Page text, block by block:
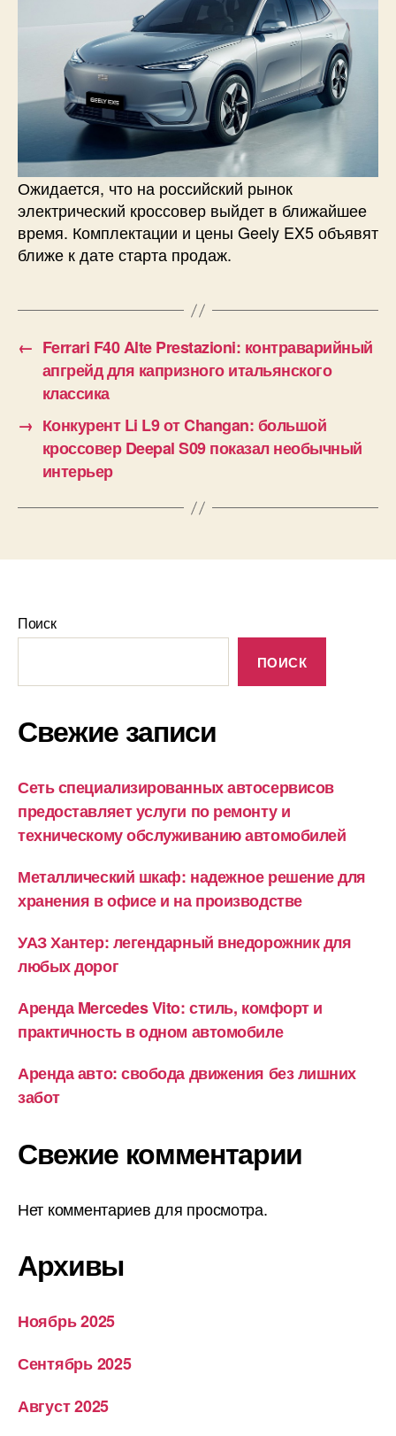
Ожидается, что на российский рынок
электрический кроссовер выйдет в ближайшее
время. Комплектации и цены Geely EX5 объявят
ближе к дате старта продаж.
← Ferrari F40 Alte Prestazioni: контраварийный
апгрейд для капризного итальянского
классика
→ Конкурент Li L9 от Changan: большой
кроссовер Deepal S09 показал необычный
интерьер
Поиск
ПОИСК
Свежие записи
Сеть специализированных автосервисов
предоставляет услуги по ремонту и
техническому обслуживанию автомобилей
Металлический шкаф: надежное решение для
хранения в офисе и на производстве
УАЗ Хантер: легендарный внедорожник для
любых дорог
Аренда Mercedes Vito: стиль, комфорт и
практичность в одном автомобиле
Аренда авто: свобода движения без лишних
забот
Свежие комментарии
Нет комментариев для просмотра.
Архивы
Ноябрь 2025
Сентябрь 2025
Август 2025